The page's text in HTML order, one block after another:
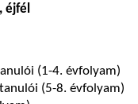
éjfél
(1-4. évfolyam)
(5-8. évfolyam)